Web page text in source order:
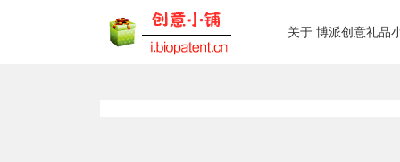
关于 博派创意礼品